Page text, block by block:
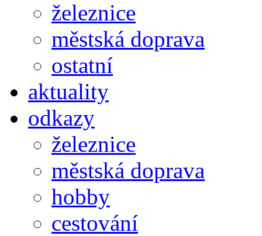
železnice
městská doprava
ostatní
aktuality
odkazy
železnice
městská doprava
hobby
cestování